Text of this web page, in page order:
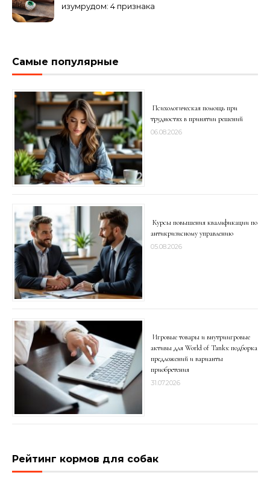
изумрудом: 4 признака
Самые популярные
Психологическая помощь при
трудностях в принятии решений
06.08.2026
Курсы повышения квалификации по
антикризисному управлению
05.08.2026
Игровые товары и внутриигровые
активы для World of Tanks: подборка
предложений и варианты
приобретения
31.07.2026
Рейтинг кормов для собак